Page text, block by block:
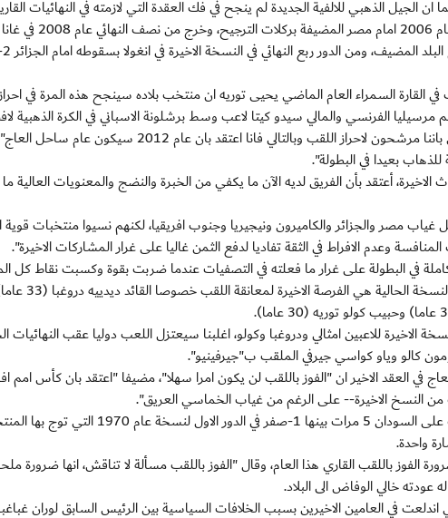
ان الجيل الذهبي للالفية الجديدة لم ينجح في فك العقدة التي لازمته في النهائيات
النسخ الثلاث الاخيرة حيث خسر المباراة النهائية عام 2006
السمراء العام الماضي يحيى توريه ان منتخب بلاده سينجح هذه المرة في
مرسيليا الفرنسي والمالي سيدو كيتا لاعب وسط برشلونة الاسباني في الكرة الذهبية
اللقب وبالتالي فانا اعتقد بان عام 2012 سيكون عام ساحل العاج".
بعيدا في البطولة".
الاخيرة، أعتقد بأن الفريق لديه الآن ما يكفي من الخبرة والنضج والمعنويات العالية
غياب مصر والجزائر والكاميرون ونيجيريا وجنوب افريقيا، لكنهم نسيوا منتخبات
وعدم الافراط في الثقة تفاديا لدفع الثمن غاليا على غرار المشاركات الاخيرة".
في البطولة على غرار ما فعلته في التصفيات عندما ضربت بقوة وكسبت نقاط كل
وتدرك ساحل العاج وخصوصا جيلها
الاخيرة للاعبين امثالي ودروغبا وكولو، اغلبنا سيعتزل اللعب دوليا عقب النهائيات
كالو وياو كواسي جيرفي الملقب ب"جيرفينيو".
العقد الاخير ان "الفوز باللقب لن يكون امرا سهلا"، مضيفا "اعتقد بان كأس امم
ويصب التاريخ في صالح ساحل العاج التي تغلبت على السودان 5 مرات بينها 1-صفر في الدور الاول لنسخة عام
واحدة.
الفوز باللقب القاري هذا العام، وقال "الفوز باللقب مسألة لا تناقش، انها ضرورة
خالي الوفاض الى البلاد.
في العامين الاخيرين بسبب الخلافات السياسية بين الرئيس السابق لوران